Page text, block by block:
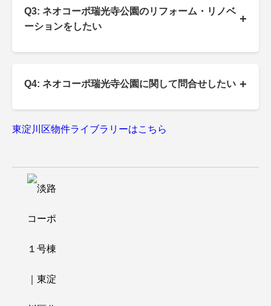
Q3: ネオコーポ瑞光寺公園のリフォーム・リノベ
ーションをしたい
+
Q4: ネオコーポ瑞光寺公園に関して問合せしたい +
東淀川区物件ライブラリーはこちら